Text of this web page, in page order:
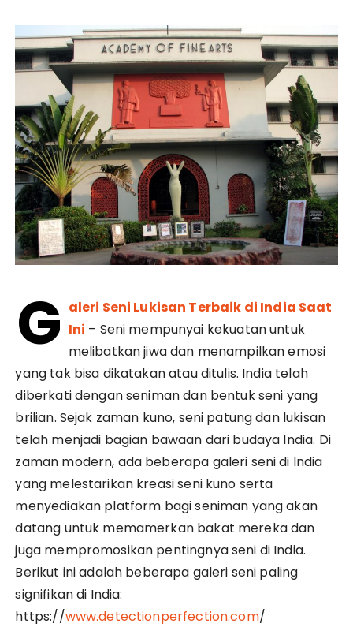
G aleri Seni Lukisan Terbaik di India Saat
Ini – Seni mempunyai kekuatan untuk
melibatkan jiwa dan menampilkan emosi
yang tak bisa dikatakan atau ditulis. India telah
diberkati dengan seniman dan bentuk seni yang
brilian. Sejak zaman kuno, seni patung dan lukisan
telah menjadi bagian bawaan dari budaya India. Di
zaman modern, ada beberapa galeri seni di India
yang melestarikan kreasi seni kuno serta
menyediakan platform bagi seniman yang akan
datang untuk memamerkan bakat mereka dan
juga mempromosikan pentingnya seni di India.
Berikut ini adalah beberapa galeri seni paling
signifikan di India:
https://www.detectionperfection.com/